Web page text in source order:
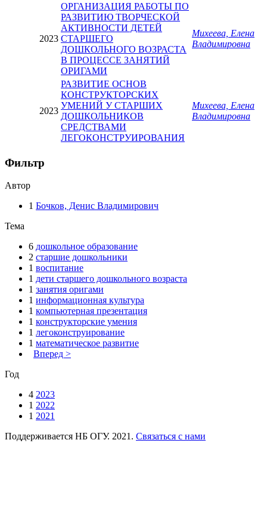
2023
ОРГАНИЗАЦИЯ РАБОТЫ ПО
РАЗВИТИЮ ТВОРЧЕСКОЙ
АКТИВНОСТИ ДЕТЕЙ
СТАРШЕГО
ДОШКОЛЬНОГО ВОЗРАСТА
В ПРОЦЕССЕ ЗАНЯТИЙ
ОРИГАМИ
Михеева, Елена
Владимировна
2023
РАЗВИТИЕ ОСНОВ
КОНСТРУКТОРСКИХ
УМЕНИЙ У СТАРШИХ
ДОШКОЛЬНИКОВ
СРЕДСТВАМИ
ЛЕГОКОНСТРУИРОВАНИЯ
Михеева, Елена
Владимировна
Фильтр
Автор
1 Бочков, Денис Владимирович
Тема
6 дошкольное образование
2 старшие дошкольники
1 воспитание
1 дети старшего дошкольного возраста
1 занятия оригами
1 информационная культура
1 компьютерная презентация
1 конструкторские умения
1 легоконструирование
1 математическое развитие
Вперед >
Год
4 2023
1 2022
1 2021
Поддерживается НБ ОГУ. 2021. Связаться с нами